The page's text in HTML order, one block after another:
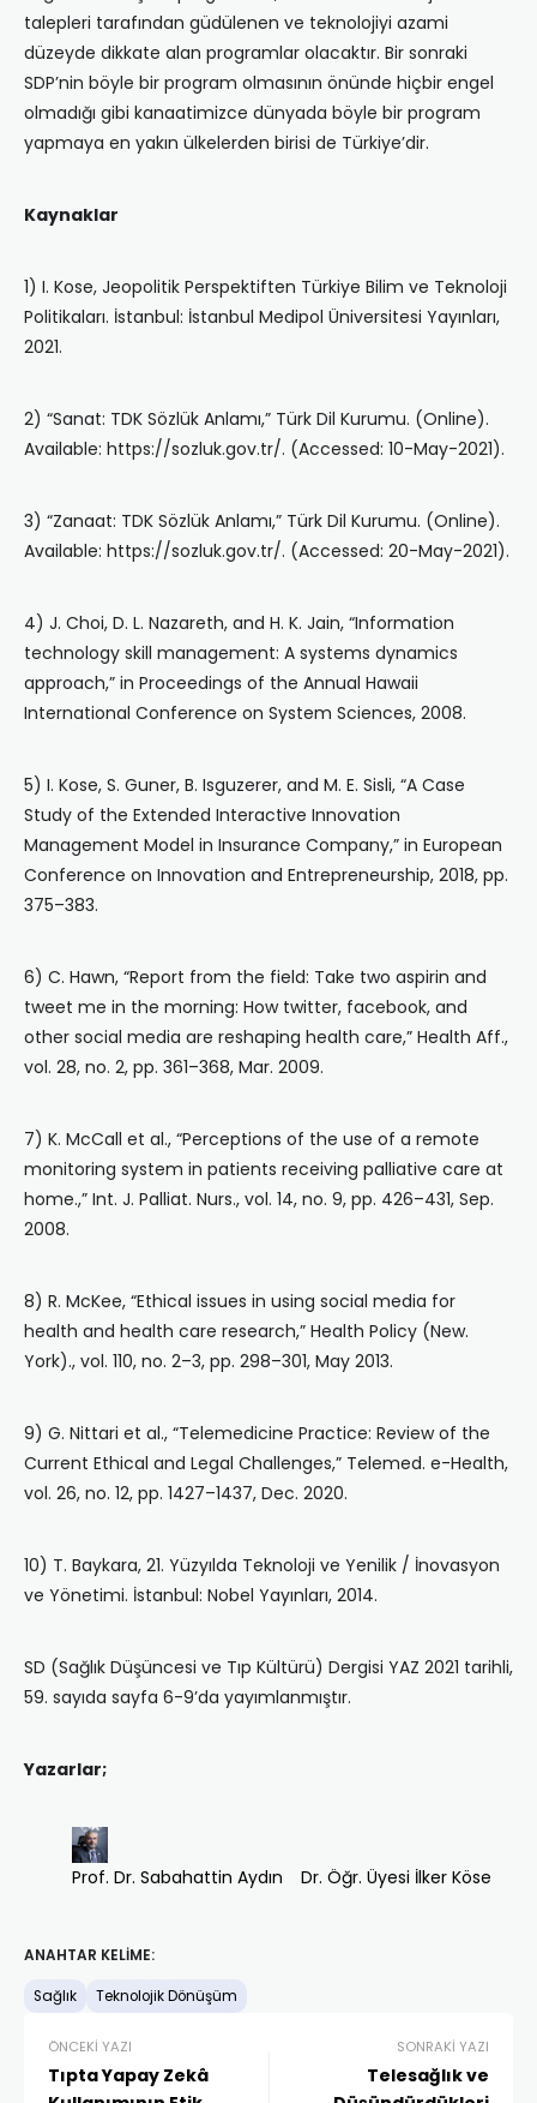
talepleri tarafından güdülenen ve teknolojiyi azami
düzeyde dikkate alan programlar olacaktır. Bir sonraki
SDP’nin böyle bir program olmasının önünde hiçbir engel
olmadığı gibi kanaatimizce dünyada böyle bir program
yapmaya en yakın ülkelerden birisi de Türkiye’dir.
Kaynaklar
1) I. Kose, Jeopolitik Perspektiften Türkiye Bilim ve Teknoloji
Politikaları. İstanbul: İstanbul Medipol Üniversitesi Yayınları,
2021.
2) “Sanat: TDK Sözlük Anlamı,” Türk Dil Kurumu. (Online).
Available: https://sozluk.gov.tr/. (Accessed: 10-May-2021).
3) “Zanaat: TDK Sözlük Anlamı,” Türk Dil Kurumu. (Online).
Available: https://sozluk.gov.tr/. (Accessed: 20-May-2021).
4) J. Choi, D. L. Nazareth, and H. K. Jain, “Information
technology skill management: A systems dynamics
approach,” in Proceedings of the Annual Hawaii
International Conference on System Sciences, 2008.
5) I. Kose, S. Guner, B. Isguzerer, and M. E. Sisli, “A Case
Study of the Extended Interactive Innovation
Management Model in Insurance Company,” in European
Conference on Innovation and Entrepreneurship, 2018, pp.
375–383.
6) C. Hawn, “Report from the field: Take two aspirin and
tweet me in the morning: How twitter, facebook, and
other social media are reshaping health care,” Health Aff.,
vol. 28, no. 2, pp. 361–368, Mar. 2009.
7) K. McCall et al., “Perceptions of the use of a remote
monitoring system in patients receiving palliative care at
home.,” Int. J. Palliat. Nurs., vol. 14, no. 9, pp. 426–431, Sep.
2008.
8) R. McKee, “Ethical issues in using social media for
health and health care research,” Health Policy (New.
York)., vol. 110, no. 2–3, pp. 298–301, May 2013.
9) G. Nittari et al., “Telemedicine Practice: Review of the
Current Ethical and Legal Challenges,” Telemed. e-Health,
vol. 26, no. 12, pp. 1427–1437, Dec. 2020.
10) T. Baykara, 21. Yüzyılda Teknoloji ve Yenilik / İnovasyon
ve Yönetimi. İstanbul: Nobel Yayınları, 2014.
SD (Sağlık Düşüncesi ve Tıp Kültürü) Dergisi YAZ 2021 tarihli,
59. sayıda sayfa 6-9’da yayımlanmıştır.
Yazarlar;
Prof. Dr. Sabahattin Aydın Dr. Öğr. Üyesi İlker Köse
ANAHTAR KELIME:
Sağlık Teknolojik Dönüşüm
ÖNCEKI YAZI
Tıpta Yapay Zekâ
SONRAKI YAZI
Telesağlık ve